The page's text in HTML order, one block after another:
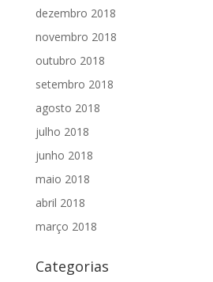
dezembro 2018
novembro 2018
outubro 2018
setembro 2018
agosto 2018
julho 2018
junho 2018
maio 2018
abril 2018
março 2018
Categorias